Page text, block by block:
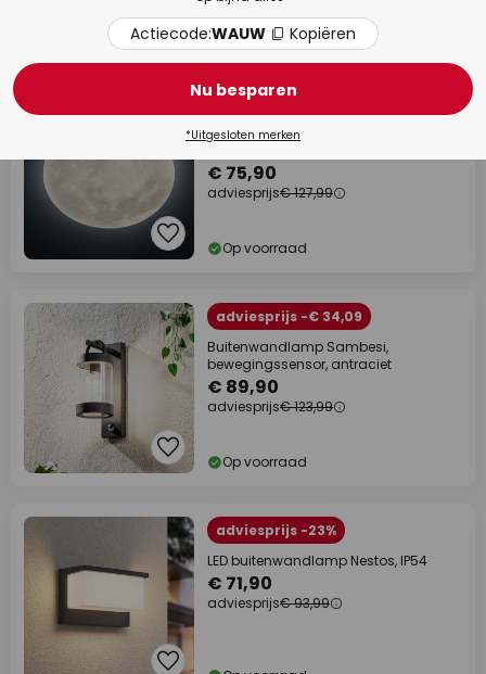
Op voorraad
adviesprijs -€ 52,09
LED-plafondlamp Lunar met
€ 75,90
adviesprijs€ 127,99
Op voorraad
adviesprijs -€ 34,09
Buitenwandlamp Sambesi,
bewegingssensor, antraciet
€ 89,90
adviesprijs€ 123,99
Op voorraad
adviesprijs -23%
LED buitenwandlamp Nestos, IP54
€ 71,90
adviesprijs€ 93,99
Actiecode:WAUW Kopiëren
Nu besparen
*Uitgesloten merken